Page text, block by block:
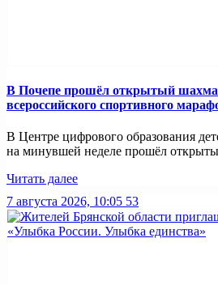
В Почепе прошёл открытый
всероссийского спортивного
В Центре цифрового образования
на минувшей неделе прошёл
Читать далее
7 августа 2026, 10:05 53